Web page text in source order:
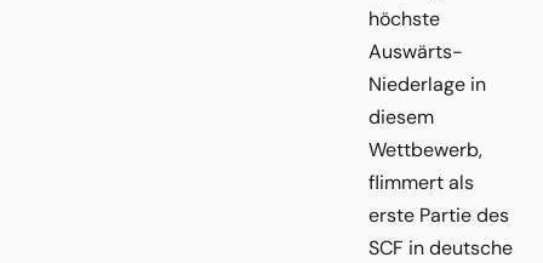
höchste
Auswärts-
Niederlage in
diesem
Wettbewerb,
flimmert als
erste Partie des
SCF in deutsche